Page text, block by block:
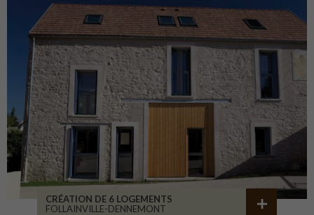
CRÉATION DE 6 LOGEMENTS
FOLLAINVILLE-DENNEMONT